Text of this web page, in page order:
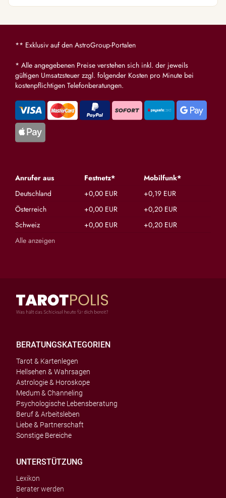
** Exklusiv auf den AstroGroup-Portalen
* Alle angegebenen Preise verstehen sich inkl. der jeweils
gültigen Umsatzsteuer zzgl. folgender Kosten pro Minute bei
kostenpflichtigen Telefonberatungen.
Anrufer aus Festnetz*
Mobilfunk*
Deutschland
+0,00 EUR
+0,19 EUR
Österreich
+0,00 EUR
+0,20 EUR
Schweiz
+0,00 EUR
+0,20 EUR
Alle anzeigen
BERATUNGSKATEGORIEN
Tarot & Kartenlegen
Hellsehen & Wahrsagen
Astrologie & Horoskope
Medum & Channeling
Psychologische Lebensberatung
Beruf & Arbeitsleben
Liebe & Partnerschaft
Sonstige Bereiche
UNTERSTÜTZUNG
Lexikon
Berater werden